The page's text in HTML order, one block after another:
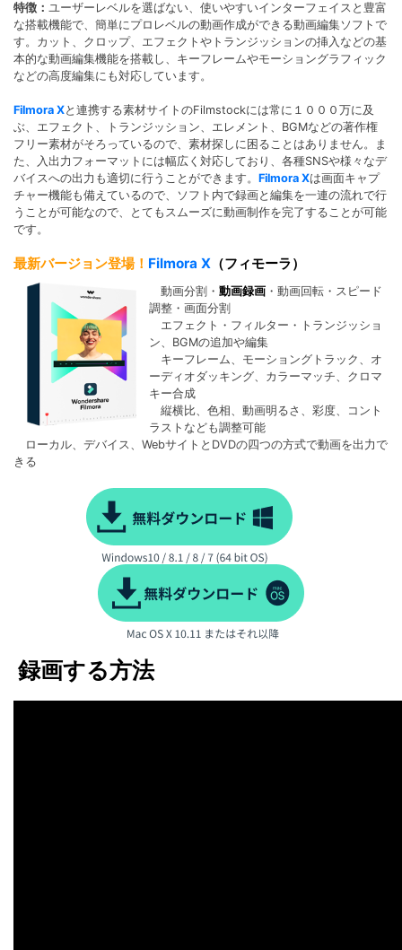
特徴： ユーザーレベルを選ばない、使いやすいインターフェイスと豊富
な搭載機能で、簡単にプロレベルの動画作成ができる動画編集ソフトで
す。カット、クロップ、エフェクトやトランジッションの挿入などの基
本的な動画編集機能を搭載し、キーフレームやモーショングラフィック
などの高度編集にも対応しています。
Filmora Xと連携する素材サイトのFilmstockには常に１０００万に及
ぶ、エフェクト、トランジッション、エレメント、BGMなどの著作権
フリー素材がそろっているので、素材探しに困ることはありません。ま
た、入出力フォーマットには幅広く対応しており、各種SNSや様々なデ
バイスへの出力も適切に行うことができます。 Filmora Xは画面キャプ
チャー機能も備えているので、ソフト内で録画と編集を一連の流れで行
うことが可能なので、とてもスムーズに動画制作を完了することが可能
です。
最新バージョン登場！ Filmora X （フィモーラ）
動画分割・ 動画録画 ・動画回転・スピード
調整・画面分割
エフェクト・フィルター・トランジッショ
ン、BGMの追加や編集
キーフレーム、モーショングトラック、オ
ーディオダッキング、カラーマッチ、クロマ
キー合成
縦横比、色相、動画明るさ、彩度、コント
ラストなども調整可能
ローカル、デバイス、WebサイトとDVDの四つの方式で動画を出力で
きる
録画する方法